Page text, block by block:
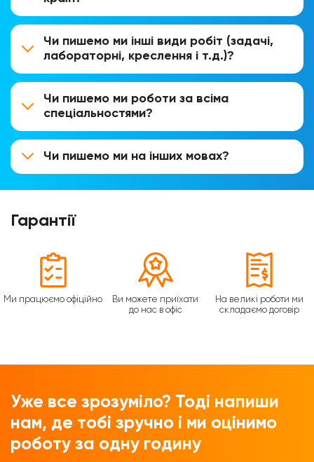
Гарантії
Ми працюємо офіційно
Ви можете приїхати
до нас в офіс
На великі роботи ми
складаємо договір
Чи пишемо ми інші види робіт (задачі,
лабораторні, креслення і т.д.)?
Чи пишемо ми роботи за всіма
спеціальностями?
Чи пишемо ми на інших мовах?
Уже все зрозуміло? Тоді напиши
нам, де тобі зручно і ми оцінимо
роботу за одну годину